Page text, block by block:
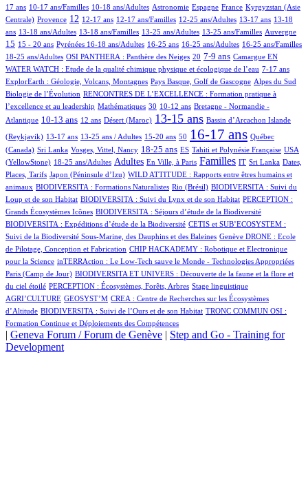
17 ans
8/87510-17 ans/Familles
5/875 10-18 ans/Adultes
30/875 Astronomie
28/875 Espagne
7/875 France
109/875
Kyrgyzstan (Asie
Centrale)
188/875Provence
313/875 12
13/875 12-17 ans
3/875 12-17 ans/Familles
1/875 12-25 ans/Adultes
77/875 13-17 ans
14/875
13-18
ans
68/87513-18 ans/Adultes
6/875 13-18 ans/Familles
1/875 13-25 ans/Adultes
9/875 13-25 ans/Familles
2/875 Auvergne
207/875
15
24/875
15 - 20 ans
35/875 Pyrénées
116/875 16-18 ans/Adultes
4/875 16-25 ans
2/875 16-25 ans/Adultes
1/875 16-25 ans/Familles
10/875
18-25 ans/Adultes
108/875 OSI PANTHERA : Panthère des Neiges
41/875 20
269/875 7-9 ans
2/875 Camargue
126/875 EN
7/875
WATER WATCH : Etude de la qualité chimique physique et écologique de l’eau
15/875 7-17 ans
38/875
ExplorEarth : Géologie, Volcans, Montagnes
16/875 Pays Basque, Golf de Gascogne
11/875 Alpes du Sud
3/875
Biologie de l’Évolution
79/875
RENCONTRES DE L’EXCELLENCE : Formation pratique à
l’excellence et au leadership
2/875 Mathématiques
8/875 30
78/875 10-12 ans
96/875
Bretagne - Normandie -
Atlantique
246/875 10-13 ans
39/875 12 ans
4/875 Désert (Maroc)
480/875 13-15 ans
1/875 Bassin d’Arcachon
13/875
Islande
(Reykjavik)
22/875 13-17 ans
16/875 13-25 ans / Adultes
9/875 15-20 ans
2/875 50
646/875 16-17 ans
25/875
Québec
(Canada)
1/875 Sri Lanka
4/875 Vosges, Vittel, Nancy
274/875 18-25 ans
29/875 ES
51/875 Tahiti et Polynésie Française
9/875
USA
(YellowStone)
167/875 18-25 ans/Adultes
380/875 Adultes
1/875 En Ville, à Paris
449/875 Familles
6/875 IT
1/875 Sri Lanka
6/875
Dates,
Places, Tarifs
5/875 Japon (Péninsule d’Izu)
8/875
WILD ATTITUDE : Rapports entre êtres humains et
animaux
26/875 BIODIVERSITA : Formations Naturalistes
4/875 Rio (Brésil)
8/875
BIODIVERSITA : Suivi du
Loup et de son Habitat
13/875 BIODIVERSITA : Suivi du Lynx et de son Habitat
1/875
PERCEPTION :
Grands Écosystèmes Icônes
14/875 BIODIVERSITA : Séjours d’étude de la Biodiversité
9/875
BIODIVERSITA : Expéditions d’étude de la Biodiversité
86/875
CETIS et SUB’ECOSYSTEM :
Suivi de la Biodiversité Sous-Marine, des Dauphins et des Baleines
18/875 Genève
10/875
DRONE : Ecole
de Pilotage, Conception et Fabrication
7/875
CHIP HACKADEMY : Robotique et Electronique
pour la Science
2/875 inTERRAction : Le Low-Tech sauve le Monde - Technologies Appropriées
5/875
Paris (Camp de Jour)
1/875
BIODIVERSITA ET UNIVERS : Découverte de la faune et la flore et
du ciel étoilé
34/875 PERCEPTION : Écosystèmes, Forêts, Arbres
4/875 Stage linguistique
1/875
AGRI’CULTURE
2/875 GEOSYST’M
1/875
CREA : Centre de Recherches sur les Écosystèmes
d’Altitude
1/875 BIODIVERSITA : Suivi de l’Ours et de son Habitat
2/875
TRONC COMMUN OSI :
Formation Continue et Déploiements des Compétences
| Geneva Forum / Forum de Genève | Step and Go - Training for
Development